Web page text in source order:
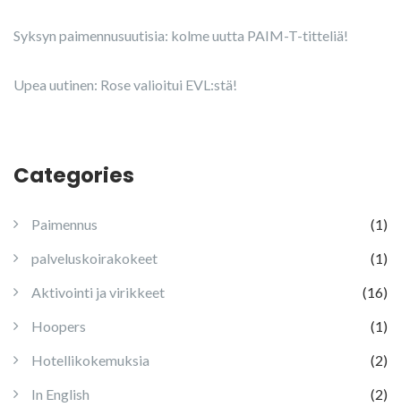
Syksyn paimennusuutisia: kolme uutta PAIM-T-titteliä!
Upea uutinen: Rose valioitui EVL:stä!
Categories
Paimennus
(1)
palveluskoirakokeet
(1)
Aktivointi ja virikkeet
(16)
Hoopers
(1)
Hotellikokemuksia
(2)
In English
(2)